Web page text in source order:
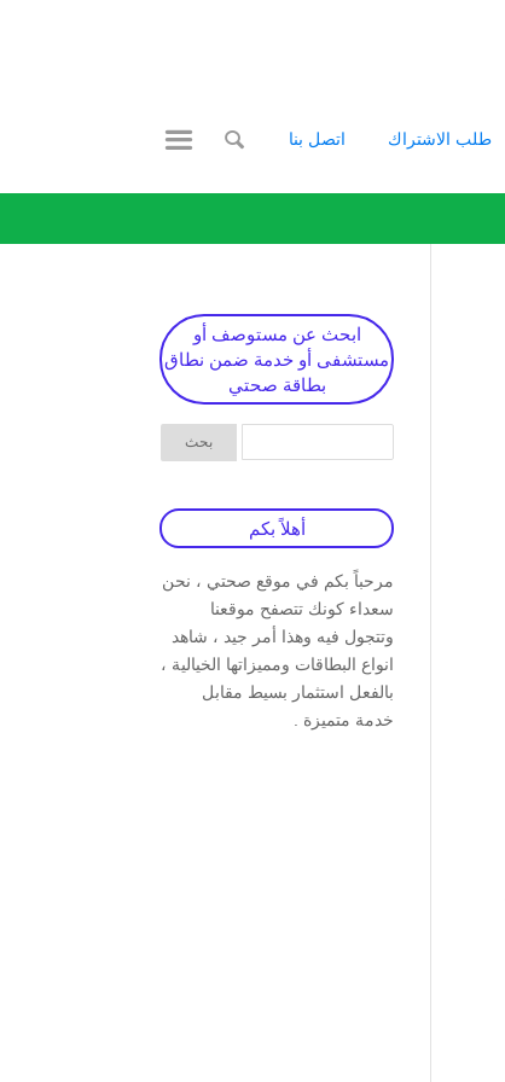
طلب الاشتراك اتصل بنا
ابحث عن مستوصف أو
مستشفى أو خدمة ضمن نطاق
بطاقة صحتي
أهلاً بكم
مرحباً بكم في موقع صحتي ، نحن
سعداء كونك تتصفح موقعنا
وتتجول فيه وهذا أمر جيد ، شاهد
انواع البطاقات ومميزاتها الخيالية ،
بالفعل استثمار بسيط مقابل
خدمة متميزة .